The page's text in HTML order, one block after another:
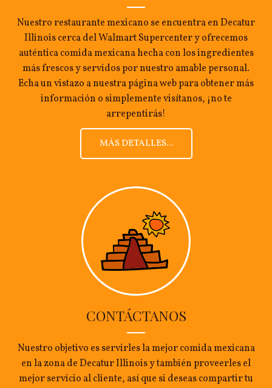
Nuestro restaurante mexicano se encuentra en Decatur
Illinois cerca del Walmart Supercenter y ofrecemos
auténtica comida mexicana hecha con los ingredientes
más frescos y servidos por nuestro amable personal.
Echa un vistazo a nuestra página web para obtener más
información o simplemente visítanos, ¡no te
arrepentirás!
MÁS DETALLES...
CONTÁCTANOS
Nuestro objetivo es servirles la mejor comida mexicana
en la zona de Decatur Illinois y también proveerles el
mejor servicio al cliente, así que si deseas compartir tu